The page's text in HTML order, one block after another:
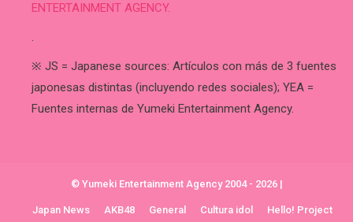
ENTERTAINMENT AGENCY.
.
※ JS = Japanese sources: Artículos con más de 3 fuentes
japonesas distintas (incluyendo redes sociales); YEA =
Fuentes internas de Yumeki Entertainment Agency.
© Yumeki Entertainment Agency 2004 - 2026 |
Japan News AKB48 General Cultura idol Hello! Project